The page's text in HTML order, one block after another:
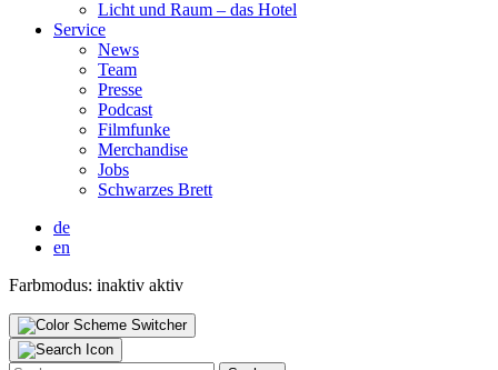
Licht und Raum – das Hotel
Ser­vice
News
Team
Pres­se
Pod­cast
Film­fun­ke
Mer­chan­di­se
Jobs
Schwar­zes Brett
de
en
Farbmodus: inaktiv aktiv